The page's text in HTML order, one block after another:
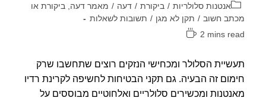
אנטנות סלולריות / ביקורת / דעה / מאמר דעה, ביקורת או
חשוב / תקן לא מגן / תשובות לשאלות
2 mins
הסלולר ומכחישי הנזקים רוצים שתחשבו שרק
זה הבעיה. גם תקני הבטיחות לחשיפה לקרינת רדיו
ומכשירים סלולריים ואלחוטיים מבוססים על